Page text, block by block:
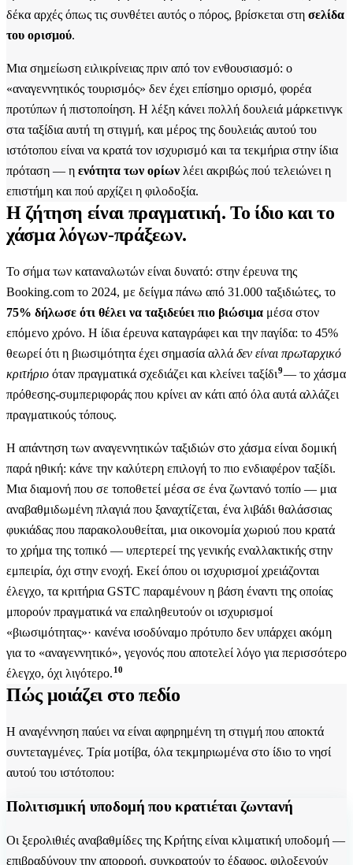
δέκα αρχές όπως τις συνθέτει αυτός ο πόρος, βρίσκεται στη σελίδα
του ορισμού.
Μια σημείωση ειλικρίνειας πριν από τον ενθουσιασμό: ο
«αναγεννητικός τουρισμός» δεν έχει επίσημο ορισμό, φορέα
προτύπων ή πιστοποίηση. Η λέξη κάνει πολλή δουλειά μάρκετινγκ
στα ταξίδια αυτή τη στιγμή, και μέρος της δουλειάς αυτού του
ιστότοπου είναι να κρατά τον ισχυρισμό και τα τεκμήρια στην ίδια
πρόταση — η ενότητα των ορίων λέει ακριβώς πού τελειώνει η
επιστήμη και πού αρχίζει η φιλοδοξία.
Η ζήτηση είναι πραγματική. Το ίδιο και το
χάσμα λόγων-πράξεων.
Το σήμα των καταναλωτών είναι δυνατό: στην έρευνα της
Booking.com το 2024, με δείγμα πάνω από 31.000 ταξιδιώτες, το
75% δήλωσε ότι θέλει να ταξιδεύει πιο βιώσιμα μέσα στον
επόμενο χρόνο. Η ίδια έρευνα καταγράφει και την παγίδα: το 45%
θεωρεί ότι η βιωσιμότητα έχει σημασία αλλά δεν είναι πρωταρχικό
κριτήριο όταν πραγματικά σχεδιάζει και κλείνει ταξίδι9— το χάσμα
πρόθεσης-συμπεριφοράς που κρίνει αν κάτι από όλα αυτά αλλάζει
πραγματικούς τόπους.
Η απάντηση των αναγεννητικών ταξιδιών στο χάσμα είναι δομική
παρά ηθική: κάνε την καλύτερη επιλογή το πιο ενδιαφέρον ταξίδι.
Μια διαμονή που σε τοποθετεί μέσα σε ένα ζωντανό τοπίο — μια
αναβαθμιδωμένη πλαγιά που ξαναχτίζεται, ένα λιβάδι θαλάσσιας
φυκιάδας που παρακολουθείται, μια οικονομία χωριού που κρατά
το χρήμα της τοπικό — υπερτερεί της γενικής εναλλακτικής στην
εμπειρία, όχι στην ενοχή. Εκεί όπου οι ισχυρισμοί χρειάζονται
έλεγχο, τα κριτήρια GSTC παραμένουν η βάση έναντι της οποίας
μπορούν πραγματικά να επαληθευτούν οι ισχυρισμοί
«βιωσιμότητας»· κανένα ισοδύναμο πρότυπο δεν υπάρχει ακόμη
για το «αναγεννητικό», γεγονός που αποτελεί λόγο για περισσότερο
έλεγχο, όχι λιγότερο. 10
Πώς μοιάζει στο πεδίο
Η αναγέννηση παύει να είναι αφηρημένη τη στιγμή που αποκτά
συντεταγμένες. Τρία μοτίβα, όλα τεκμηριωμένα στο ίδιο το νησί
αυτού του ιστότοπου:
Πολιτισμική υποδομή που κρατιέται ζωντανή
Οι ξερολιθιές αναβαθμίδες της Κρήτης είναι κλιματική υποδομή —
επιβραδύνουν την απορροή, συγκρατούν το έδαφος, φιλοξενούν